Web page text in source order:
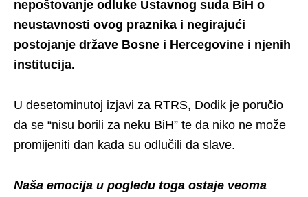
nepoštovanje odluke Ustavnog suda BiH o
neustavnosti ovog praznika i negirajući
postojanje države Bosne i Hercegovine i njenih
institucija.
U desetominutoj izjavi za RTRS, Dodik je poručio
da se “nisu borili za neku BiH” te da niko ne može
promijeniti dan kada su odlučili da slave.
Naša emocija u pogledu toga ostaje veoma